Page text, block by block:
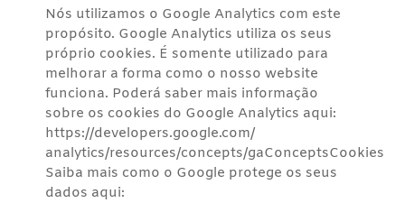
Nós utilizamos o Google Analytics com este
propósito. Google Analytics utiliza os seus
próprio cookies. É somente utilizado para
melhorar a forma como o nosso website
funciona. Poderá saber mais informação
sobre os cookies do Google Analytics aqui:
https://developers.google.com/
analytics/resources/concepts/gaConceptsCookies
Saiba mais como o Google protege os seus
dados aqui: